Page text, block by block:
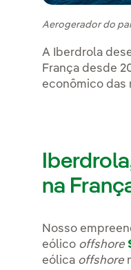
Aerogerador do
A Iberdrola
França desde
econômico das
na
Nosso
eólico offshore
eólica offshore